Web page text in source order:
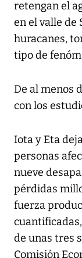
retengan el
en el valle de
huracanes,
tipo de
De al menos
con los
Iota y Eta
personas
nueve
pérdidas
fuerza
de unas tres
Comisión